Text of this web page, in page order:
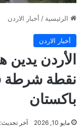
الرئيسية / أخبار الاردن
أخبار الاردن
الأردن يدين
نقطة
باكستان
مايو 10, 2026 آخر تحديث: مايو